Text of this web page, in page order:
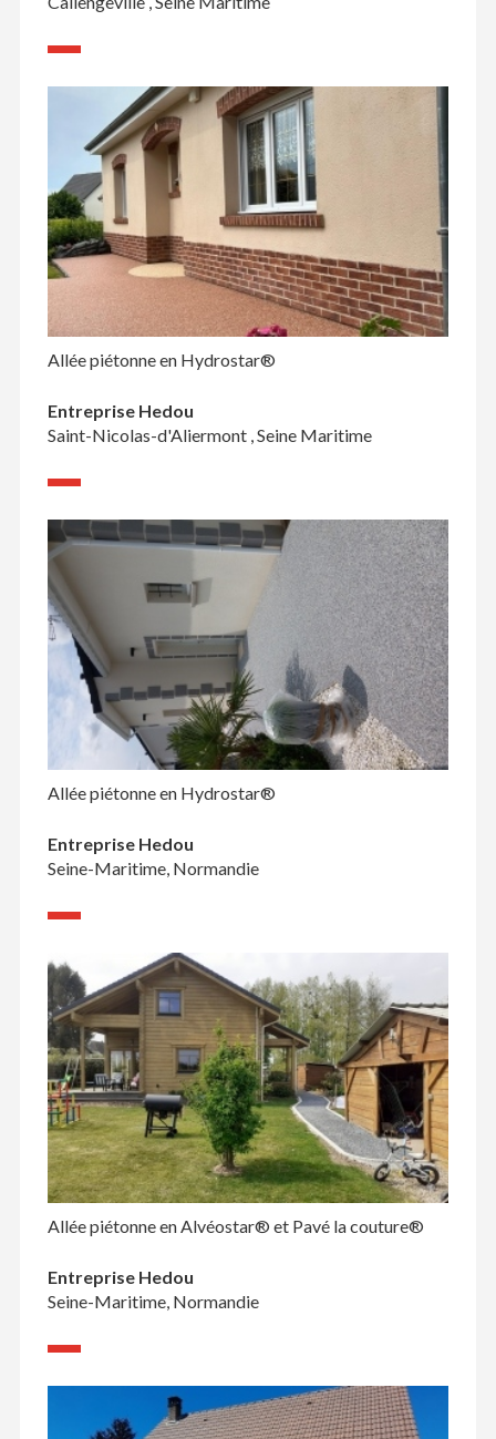
Allée piétonne en Hydrostar®
Entreprise Hedou
Saint-Nicolas-d'Aliermont , Seine Maritime
Allée piétonne en Hydrostar®
Entreprise Hedou
Seine-Maritime, Normandie
Allée piétonne en Alvéostar® et Pavé la couture®
Entreprise Hedou
Seine-Maritime, Normandie